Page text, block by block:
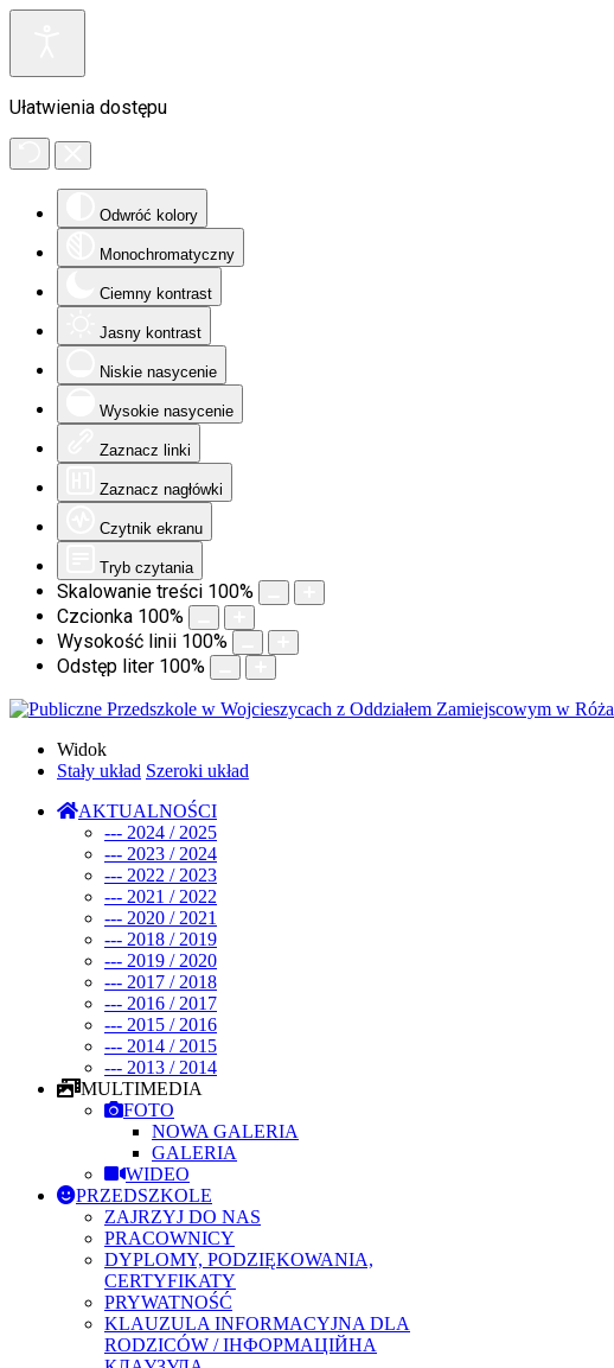
Ułatwienia dostępu
Odwróć kolory
Monochromatyczny
Ciemny kontrast
Jasny kontrast
Niskie nasycenie
Wysokie nasycenie
Zaznacz linki
Zaznacz nagłówki
Czytnik ekranu
Tryb czytania
Skalowanie treści 100%
Czcionka 100%
Wysokość linii 100%
Odstęp liter 100%
Widok
Stały układ Szeroki układ
AKTUALNOŚCI
--- 2024 / 2025
--- 2023 / 2024
--- 2022 / 2023
--- 2021 / 2022
--- 2020 / 2021
--- 2018 / 2019
--- 2019 / 2020
--- 2017 / 2018
--- 2016 / 2017
--- 2015 / 2016
--- 2014 / 2015
--- 2013 / 2014
MULTIMEDIA
FOTO
NOWA GALERIA
GALERIA
WIDEO
PRZEDSZKOLE
ZAJRZYJ DO NAS
PRACOWNICY
DYPLOMY, PODZIĘKOWANIA,
CERTYFIKATY
PRYWATNOŚĆ
KLAUZULA INFORMACYJNA DLA
RODZICÓW / ІНФОРМАЦІЙНА